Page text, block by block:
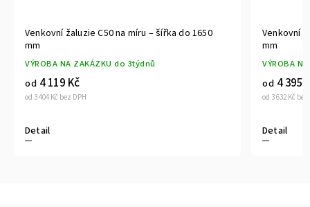
Venkovní žaluzie C50 na míru – šířka do 1800
mm
VÝROBA NA ZAKÁZKU do 3týdnů
od 3 632 Kč bez DPH
od 4 395 Kč
Detail
Venkovní
mm
VÝROBA
od 3 343 Kč
od 4 045
Detail